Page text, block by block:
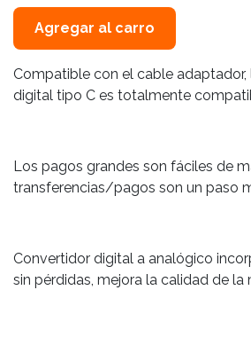
Agregar al carro
Compatible con el cable adaptador,
digital tipo C es totalmente
Los pagos grandes son fáciles de
transferencias/pagos son un paso
Convertidor digital a analógico
sin pérdidas, mejora la calidad de la